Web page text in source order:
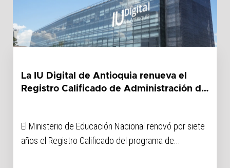
La IU Digital de Antioquia renueva el
Registro Calificado de Administración de
El Ministerio de Educación Nacional renovó por siete
años el Registro Calificado del programa de...